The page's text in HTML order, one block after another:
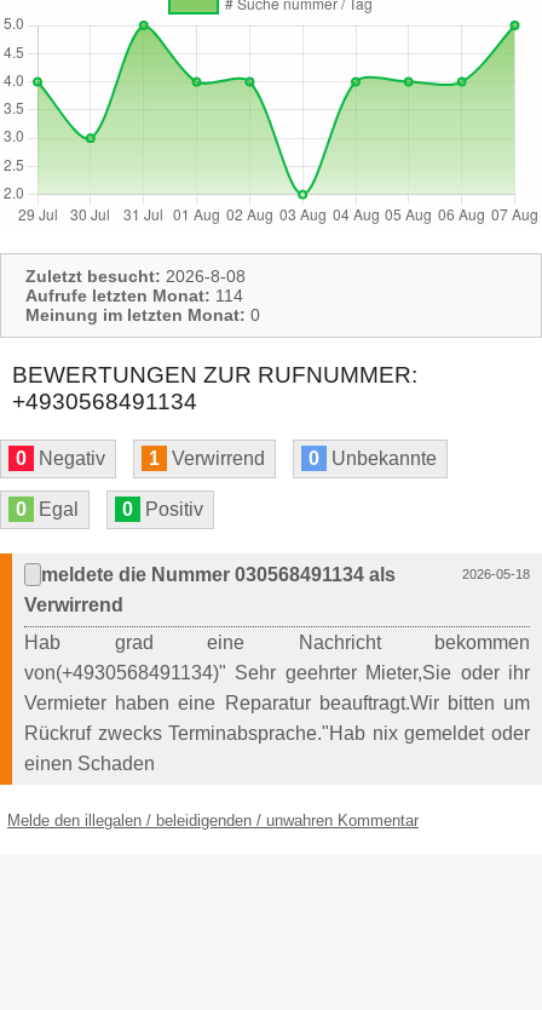
Zuletzt besucht: 2026-8-08
Aufrufe letzten Monat: 114
Meinung im letzten Monat: 0
BEWERTUNGEN ZUR RUFNUMMER:
+4930568491134
0 Negativ 1 Verwirrend 0 Unbekannte
0 Egal 0 Positiv
2026-05-18
meldete die Nummer 030568491134 als
Verwirrend
Hab grad eine Nachricht bekommen
von(+4930568491134)" Sehr geehrter Mieter,Sie oder ihr
Vermieter haben eine Reparatur beauftragt.Wir bitten um
Rückruf zwecks Terminabsprache."Hab nix gemeldet oder
einen Schaden
Melde den illegalen / beleidigenden / unwahren Kommentar